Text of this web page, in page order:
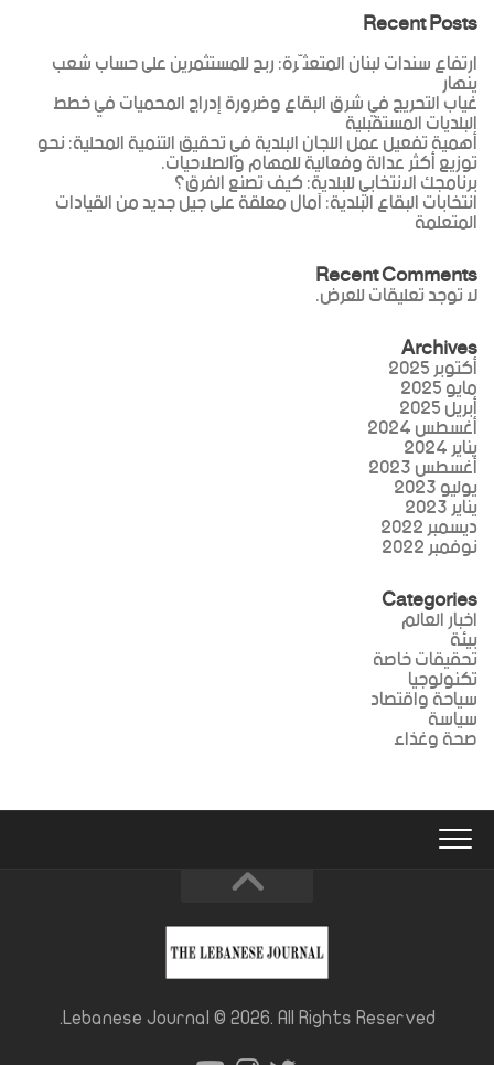
Recent Posts
ارتفاع سندات لبنان المتعثّرة: ربح للمستثمرين على حساب شعب
ينهار
غياب التحريج في شرق البقاع وضرورة إدراج المحميات في خطط
البلديات المستقبلية
أهمية تفعيل عمل اللجان البلدية في تحقيق التنمية المحلية: نحو
توزيع أكثر عدالة وفعالية للمهام والصلاحيات.
برنامجك الانتخابي للبلدية: كيف تصنع الفرق؟
انتخابات البقاع البلدية: آمال معلقة على جيل جديد من القيادات
المتعلمة
Recent Comments
لا توجد تعليقات للعرض.
Archives
أكتوبر 2025
مايو 2025
أبريل 2025
أغسطس 2024
يناير 2024
أغسطس 2023
يوليو 2023
يناير 2023
ديسمبر 2022
نوفمبر 2022
Categories
اخبار العالم
بيئة
تحقيقات خاصة
تكنولوجيا
سياحة واقتصاد
سياسة
صحة وغذاء
Lebanese Journal © 2026. All Rights Reserved.